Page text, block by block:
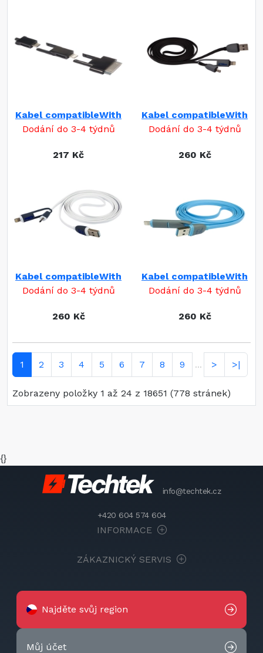
Kabel compatibleWith
Dodání do 3-4 týdnů
217 Kč
Kabel compatibleWith
Dodání do 3-4 týdnů
260 Kč
Kabel compatibleWith
Dodání do 3-4 týdnů
260 Kč
Kabel compatibleWith
Dodání do 3-4 týdnů
260 Kč
1 2 3 4 5 6 7 8 9 ... > >|
Zobrazeny položky 1 až 24 z 18651 (778 stránek)
{}
info@techtek.cz
+420 604 574 604
INFORMACE
ZÁKAZNICKÝ SERVIS
Najděte svůj region
Můj účet